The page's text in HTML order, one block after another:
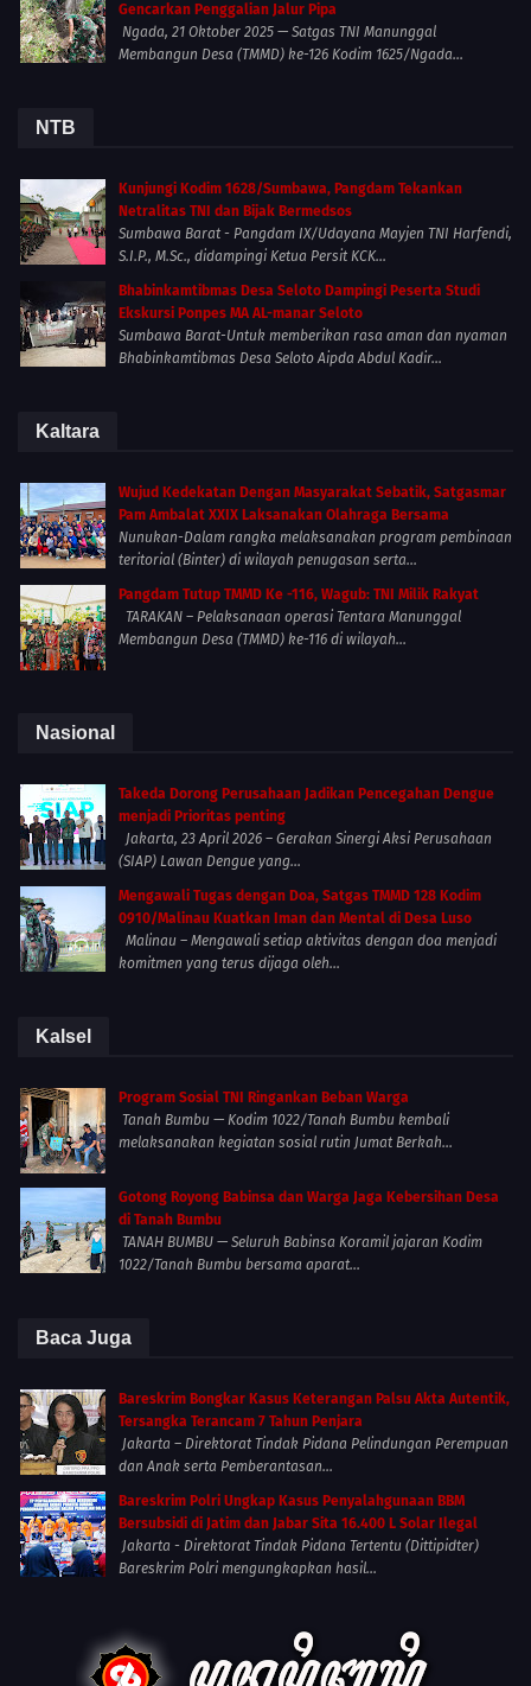
Gencarkan Penggalian Jalur Pipa
Ngada, 21 Oktober 2025 — Satgas TNI Manunggal
Membangun Desa (TMMD) ke-126 Kodim 1625/Ngada...
NTB
Kunjungi Kodim 1628/Sumbawa, Pangdam Tekankan
Netralitas TNI dan Bijak Bermedsos
Sumbawa Barat - Pangdam IX/Udayana Mayjen TNI Harfendi,
S.I.P., M.Sc., didampingi Ketua Persit KCK...
Bhabinkamtibmas Desa Seloto Dampingi Peserta Studi
Ekskursi Ponpes MA AL-manar Seloto
Sumbawa Barat-Untuk memberikan rasa aman dan nyaman
Bhabinkamtibmas Desa Seloto Aipda Abdul Kadir...
Kaltara
Wujud Kedekatan Dengan Masyarakat Sebatik, Satgasmar
Pam Ambalat XXIX Laksanakan Olahraga Bersama
Nunukan-Dalam rangka melaksanakan program pembinaan
teritorial (Binter) di wilayah penugasan serta...
Pangdam Tutup TMMD Ke -116, Wagub: TNI Milik Rakyat
TARAKAN – Pelaksanaan operasi Tentara Manunggal
Membangun Desa (TMMD) ke-116 di wilayah...
Nasional
Takeda Dorong Perusahaan Jadikan Pencegahan Dengue
menjadi Prioritas penting
Jakarta, 23 April 2026 – Gerakan Sinergi Aksi Perusahaan
(SIAP) Lawan Dengue yang...
Mengawali Tugas dengan Doa, Satgas TMMD 128 Kodim
0910/Malinau Kuatkan Iman dan Mental di Desa Luso
Malinau – Mengawali setiap aktivitas dengan doa menjadi
komitmen yang terus dijaga oleh...
Kalsel
Program Sosial TNI Ringankan Beban Warga
Tanah Bumbu — Kodim 1022/Tanah Bumbu kembali
melaksanakan kegiatan sosial rutin Jumat Berkah...
Gotong Royong Babinsa dan Warga Jaga Kebersihan Desa
di Tanah Bumbu
TANAH BUMBU — Seluruh Babinsa Koramil jajaran Kodim
1022/Tanah Bumbu bersama aparat...
Baca Juga
Bareskrim Bongkar Kasus Keterangan Palsu Akta Autentik,
Tersangka Terancam 7 Tahun Penjara
Jakarta – Direktorat Tindak Pidana Pelindungan Perempuan
dan Anak serta Pemberantasan...
Bareskrim Polri Ungkap Kasus Penyalahgunaan BBM
Bersubsidi di Jatim dan Jabar Sita 16.400 L Solar Ilegal
Jakarta - Direktorat Tindak Pidana Tertentu (Dittipidter)
Bareskrim Polri mengungkapkan hasil...